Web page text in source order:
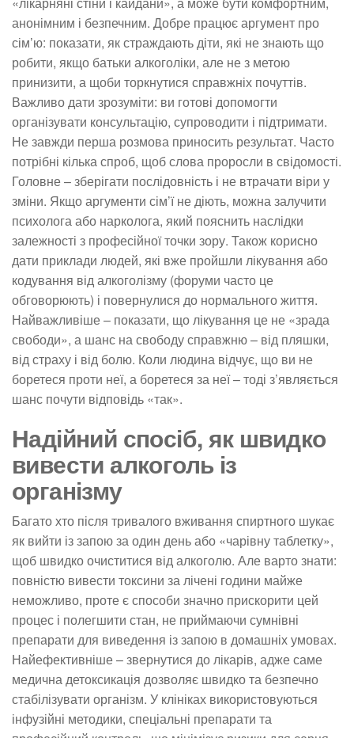
анонімним і безпечним. Добре працює аргумент про
сім’ю: показати, як страждають діти, які не знають що
робити, якщо батьки алкоголіки, але не з метою
принизити, а щоби торкнутися справжніх почуттів.
Важливо дати зрозуміти: ви готові допомогти
організувати консультацію, супроводити і підтримати.
Не завжди перша розмова приносить результат. Часто
потрібні кілька спроб, щоб слова проросли в свідомості.
Головне – зберігати послідовність і не втрачати віри у
зміни. Якщо аргументи сім’ї не діють, можна залучити
психолога або нарколога, який пояснить наслідки
залежності з професійної точки зору. Також корисно
дати приклади людей, які вже пройшли лікування або
кодування від алкоголізму (форуми часто це
обговорюють) і повернулися до нормального життя.
Найважливіше – показати, що лікування це не «зрада
свободи», а шанс на свободу справжню – від пляшки,
від страху і від болю. Коли людина відчує, що ви не
боретеся проти неї, а боретеся за неї – тоді з’являється
шанс почути відповідь «так».
Надійний спосіб, як швидко
вивести алкоголь із
організму
Багато хто після тривалого вживання спиртного шукає
як вийти із запою за один день або «чарівну таблетку»,
щоб швидко очиститися від алкоголю. Але варто знати:
повністю вивести токсини за лічені години майже
неможливо, проте є способи значно прискорити цей
процес і полегшити стан, не приймаючи сумнівні
препарати для виведення із запою в домашніх умовах.
Найефективніше – звернутися до лікарів, адже саме
медична детоксикація дозволяє швидко та безпечно
стабілізувати організм. У клініках використовуються
інфузійні методики, спеціальні препарати та